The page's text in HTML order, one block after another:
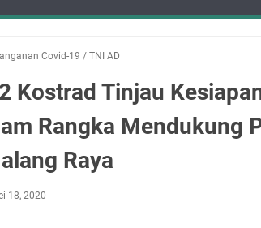
Covid-19 / TNI AD
Kostrad Tinjau
Rangka Mendukung
Raya
18, 2020